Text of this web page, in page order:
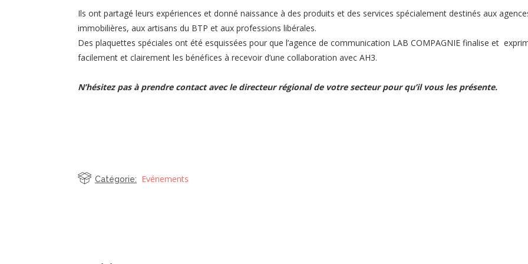
Ils ont partagé leurs expériences et donné naissance à des produits et des services spécialement destinés aux
immobilières, aux artisans du BTP et aux professions libérales.
Des plaquettes spéciales ont été esquissées pour que l’agence de communication LAB COMPAGNIE finalise et
facilement et clairement les bénéfices à recevoir d’une collaboration avec AH3.
N’hésitez pas à prendre contact avec le directeur régional de votre secteur pour qu’il vous les présente.
Catégorie: Evénements